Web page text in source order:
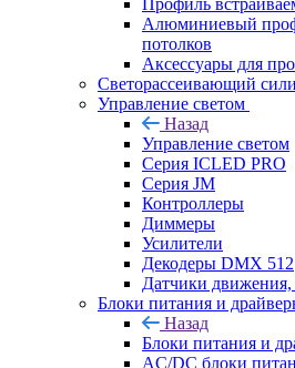
Профиль
Алюминиевый
потолков
Аксессуары для
Светорассеивающий
Управление светом
Назад
Управление светом
Серия ICLED PRO
Серия JM
Контроллеры
Диммеры
Усилители
Декодеры DMX 512
Датчики движения,
Блоки питания и
Назад
Блоки питания и
AC/DC блоки